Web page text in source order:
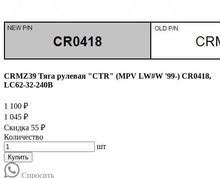
CRMZ39 Тяга рулевая "CTR" (MPV LW#W '99-) CR0418,
LC62-32-240B
1 100 ₽
1 045 ₽
Скидка 55 ₽
Количество
шт
Купить
Спросить